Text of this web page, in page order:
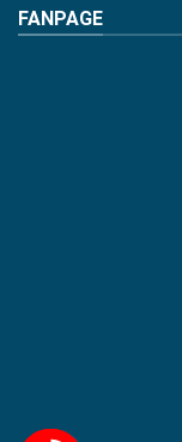
FANPAGE